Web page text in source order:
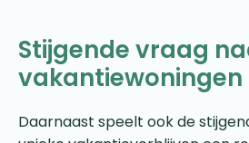
Stijgende vraag
vakantiewoningen
Daarnaast speelt ook de